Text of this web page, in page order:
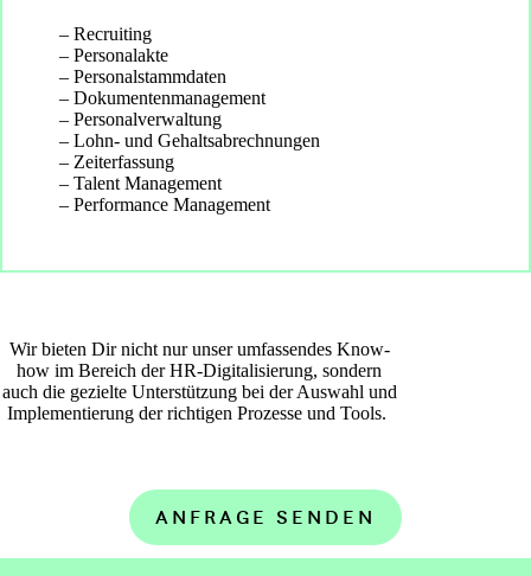
Recruiting
Personalakte
Personalstammdaten
Dokumentenmanagement
Personalverwaltung
Lohn- und Gehaltsabrechnungen
Zeiterfassung
Talent Management
Performance Management
Wir bieten Dir nicht nur unser umfassendes Know-
how im Bereich der HR-Digitalisierung, sondern
auch die gezielte Unterstützung bei der Auswahl und
Implementierung der richtigen Prozesse und Tools.
ANFRAGE SENDEN